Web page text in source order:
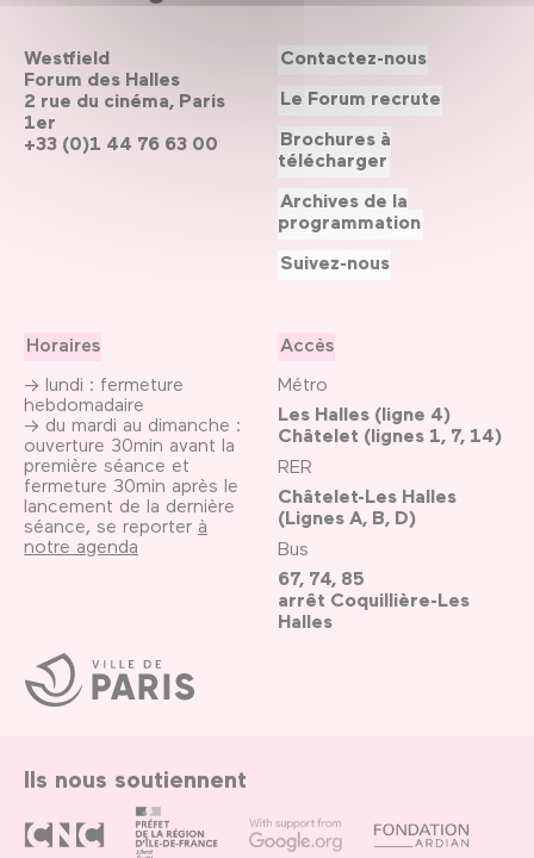
Ville
de
Paris
Westfield
Forum des Halles
2 rue du cinéma, Paris
1er
+33 (0)1 44 76 63 00
Horaires
→ lundi : fermeture
hebdomadaire
→ du mardi au dimanche :
ouverture 30min avant la
première séance et
fermeture 30min après le
lancement de la dernière
séance, se reporter à
notre agenda
Accès
Métro
Les Halles (ligne 4)
Châtelet (lignes 1, 7, 14)
RER
Châtelet-Les Halles
(Lignes A, B, D)
Bus
67, 74, 85
arrêt Coquillière-Les
Halles
Contactez-nous
Le Forum recrute
Brochures à
télécharger
Archives de la
programmation
Suivez-nous
Ils nous soutiennent